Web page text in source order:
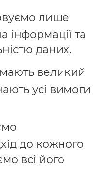
лише
інформації та
даних.
великий
усі вимоги
до кожного
всі його